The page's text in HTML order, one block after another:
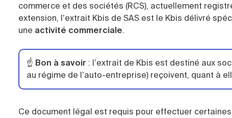
commerce et des sociétés (RCS), actuellement
extension, l’extrait Kbis de SAS est le Kbis délivré
une activité commerciale.
☝️ Bon à savoir : l’extrait de Kbis est destiné aux
au régime de l’auto-entreprise) reçoivent, quant à
Ce document légal est requis pour effectuer